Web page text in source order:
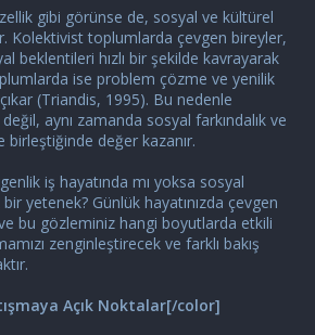
gibi görünse de, sosyal ve kültürel
Kolektivist toplumlarda çevgen bireyler,
beklentileri hızlı bir şekilde kavrayarak
ise problem çözme ve yenilik
(Triandis, 1995). Bu nedenle
aynı zamanda sosyal farkındalık ve
değer kazanır.
iş hayatında mı yoksa sosyal
yetenek? Günlük hayatınızda çevgen
bu gözleminiz hangi boyutlarda etkili
zenginleştirecek ve farklı bakış
Açık Noktalar[/color]